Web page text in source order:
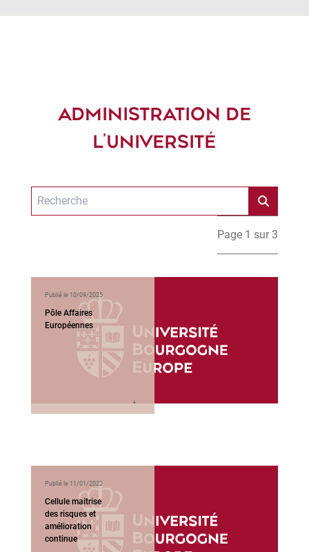
ADMINISTRATION DE
L’UNIVERSITÉ
Page 1 sur 3
Publié le 10/09/2025
Pôle Affaires
Européennes
Publié le 11/01/2022
Cellule maitrise
des risques et
amélioration
continue